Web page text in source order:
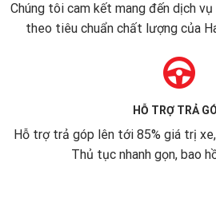
Chúng tôi cam kết mang đến dịch
theo tiêu chuẩn chất lượng của
HỖ TRỢ TRẢ
Hỗ trợ trả góp lên tới 85% giá trị
Thủ tục nhanh gọn, bao